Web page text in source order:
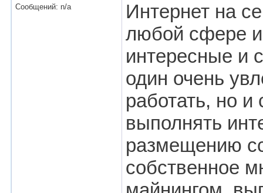
Сообщений: n/a
Интернет на
любой сфере
интересные и
один очень
работать, но
выполнять
размещению
собственное